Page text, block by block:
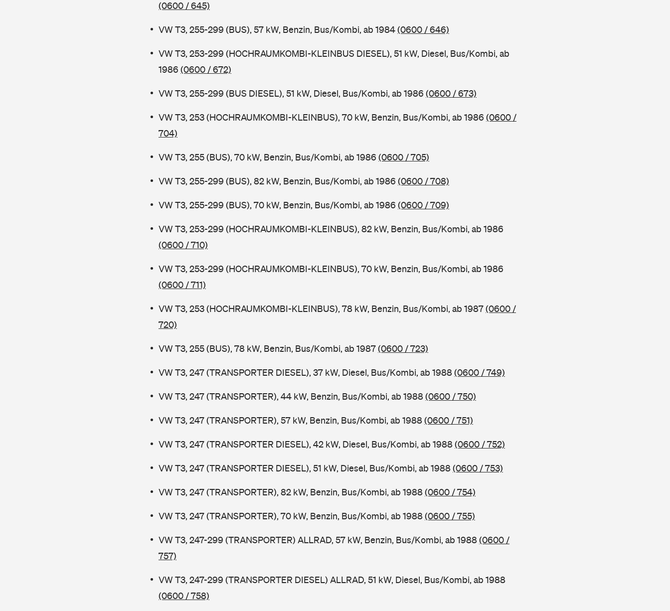
(0600 / 645)
VW T3, 255-299 (BUS), 57 kW, Benzin, Bus/Kombi, ab 1984(0600 / 646)
VW T3, 253-299 (HOCHRAUMKOMBI-KLEINBUS DIESEL), 51 kW, Diesel, Bus/Kombi, ab
1986 (0600 / 672)
VW T3, 255-299 (BUS DIESEL), 51 kW, Diesel, Bus/Kombi, ab 1986 (0600 / 673)
VW T3, 253 (HOCHRAUMKOMBI-KLEINBUS), 70 kW, Benzin, Bus/Kombi, ab 1986 (0600 /
704)
VW T3, 255 (BUS), 70 kW, Benzin, Bus/Kombi, ab 1986 (0600 / 705)
VW T3, 255-299 (BUS), 82 kW, Benzin, Bus/Kombi, ab 1986 (0600 / 708)
VW T3, 255-299 (BUS), 70 kW, Benzin, Bus/Kombi, ab 1986 (0600 / 709)
VW T3, 253-299 (HOCHRAUMKOMBI-KLEINBUS), 82 kW, Benzin, Bus/Kombi, ab 1986
(0600 / 710)
VW T3, 253-299 (HOCHRAUMKOMBI-KLEINBUS), 70 kW, Benzin, Bus/Kombi, ab 1986
(0600 / 711)
VW T3, 253 (HOCHRAUMKOMBI-KLEINBUS), 78 kW, Benzin, Bus/Kombi, ab 1987(0600 /
720)
VW T3, 255 (BUS), 78 kW, Benzin, Bus/Kombi, ab 1987(0600 / 723)
VW T3, 247 (TRANSPORTER DIESEL), 37 kW, Diesel, Bus/Kombi, ab 1988(0600 / 749)
VW T3, 247 (TRANSPORTER), 44 kW, Benzin, Bus/Kombi, ab 1988(0600 / 750)
VW T3, 247 (TRANSPORTER), 57 kW, Benzin, Bus/Kombi, ab 1988(0600 / 751)
VW T3, 247 (TRANSPORTER DIESEL), 42 kW, Diesel, Bus/Kombi, ab 1988(0600 / 752)
VW T3, 247 (TRANSPORTER DIESEL), 51 kW, Diesel, Bus/Kombi, ab 1988(0600 / 753)
VW T3, 247 (TRANSPORTER), 82 kW, Benzin, Bus/Kombi, ab 1988(0600 / 754)
VW T3, 247 (TRANSPORTER), 70 kW, Benzin, Bus/Kombi, ab 1988(0600 / 755)
VW T3, 247-299 (TRANSPORTER) ALLRAD, 57 kW, Benzin, Bus/Kombi, ab 1988(0600 /
757)
VW T3, 247-299 (TRANSPORTER DIESEL) ALLRAD, 51 kW, Diesel, Bus/Kombi, ab 1988
(0600 / 758)